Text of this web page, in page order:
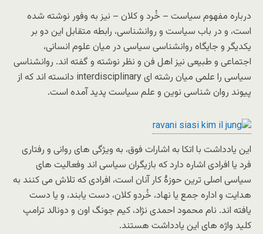
درباره مفهوم سیاست – خُرد و کلان – نیز به وفور نوشته شده
است، و در باب سیاست و روانشناسی، رابطه متقابل این دو بر
یکدیگر و جایگاه روانشناسی سیاسی در میان علوم انسانی،
اجتماعی و طبیعی نیز اهل فن و نظر نوشته و گفته اند. روانشناسی
سیاسی را علمی میان رشته ای interdisciplinary دانسته اند که از
پیوند روان شناسی نوین و علم سیاست پدید آمده است.
این یادداشت با اتکا به اشارات فوق، به ویژگی های روانی و رفتاری
فرد یا افرادی اشاره دارد که بازیگران سیاسی اند وفعالیت های
سیاسی اصلی ترین حوزۀ کار آنان است، افرادی که تلاش می کنند به
هدایت و اداره جمع یا نهاد، خُردو کلان، دست یابند، و یا دست
یافته اند. نام محمود احمدی نژاد، کیم جونگ اون و دونالد ترامپ
کلید واژه های این یادداشت هستند.